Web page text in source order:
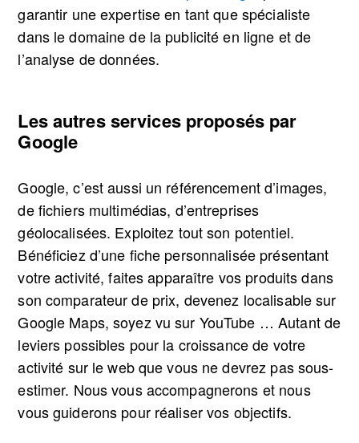
garantir une expertise en tant que spécialiste
dans le domaine de la publicité en ligne et de
l’analyse de données.
Les autres services proposés par
Google
Google, c’est aussi un référencement d’images,
de fichiers multimédias, d’entreprises
géolocalisées. Exploitez tout son potentiel.
Bénéficiez d’une fiche personnalisée présentant
votre activité, faites apparaître vos produits dans
son comparateur de prix, devenez localisable sur
Google Maps, soyez vu sur YouTube … Autant de
leviers possibles pour la croissance de votre
activité sur le web que vous ne devrez pas sous-
estimer. Nous vous accompagnerons et nous
vous guiderons pour réaliser vos objectifs.